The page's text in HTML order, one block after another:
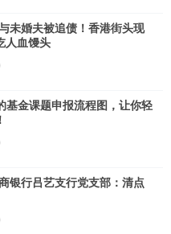
未婚夫被追债！香港街头现
人血馒头
基金课题申报流程图，让你轻
银行吕艺支行党支部：清点